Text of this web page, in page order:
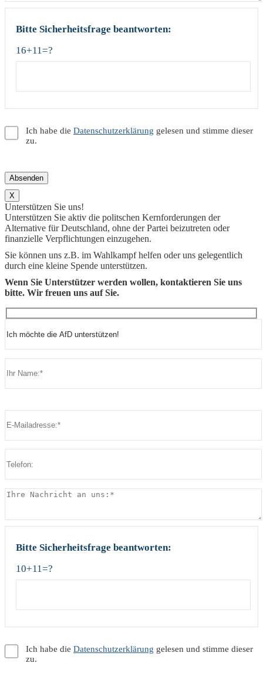
Bitte Sicherheitsfrage beantworten:
16+11=?
Ich habe die Datenschutzerklärung gelesen und stimme dieser
zu.
X
Unterstützen Sie uns!
Unterstützen Sie aktiv die politschen Kernforderungen der
Alternative für Deutschland, ohne der Partei beizutreten oder
finanzielle Verpflichtungen einzugehen.
Sie können uns z.B. im Wahlkampf helfen oder uns gelegentlich
durch eine kleine Spende unterstützen.
Wenn Sie Unterstützer werden wollen, kontaktieren Sie uns
bitte. Wir freuen uns auf Sie.
Bitte lasse dieses Feld leer.
Bitte Sicherheitsfrage beantworten:
10+11=?
Ich habe die Datenschutzerklärung gelesen und stimme dieser
zu.